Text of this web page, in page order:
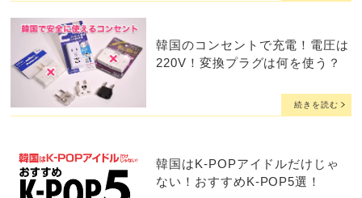
韓国のコンセントで充電！電圧は
220V！変換プラグは何を使う？
続きを読む
韓国はK-POPアイドルだけじゃ
ない！おすすめK-POP5選！